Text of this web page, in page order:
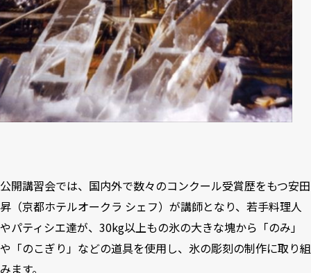
公開講習会では、国内外で数々のコンクール受賞歴をもつ安田
昇（京都ホテルオークラ シェフ）が講師となり、若手料理人
やパティシエ達が、30kg以上もの氷の大きな塊から「のみ」
や「のこぎり」などの道具を使用し、氷の彫刻の制作に取り組
みます。